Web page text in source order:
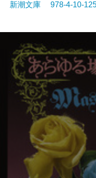
新潮文庫 978-4-10-